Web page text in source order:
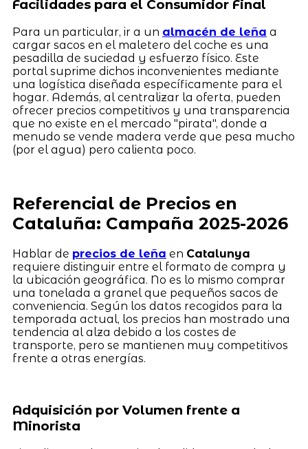
Facilidades para el Consumidor Final
Para un particular, ir a un almacén de leña a
cargar sacos en el maletero del coche es una
pesadilla de suciedad y esfuerzo físico. Este
portal suprime dichos inconvenientes mediante
una logística diseñada específicamente para el
hogar. Además, al centralizar la oferta, pueden
ofrecer precios competitivos y una transparencia
que no existe en el mercado "pirata", donde a
menudo se vende madera verde que pesa mucho
(por el agua) pero calienta poco.
Referencial de Precios en
Cataluña: Campaña 2025-2026
Hablar de precios de leña en Catalunya
requiere distinguir entre el formato de compra y
la ubicación geográfica. No es lo mismo comprar
una tonelada a granel que pequeños sacos de
conveniencia. Según los datos recogidos para la
temporada actual, los precios han mostrado una
tendencia al alza debido a los costes de
transporte, pero se mantienen muy competitivos
frente a otras energías.
Adquisición por Volumen frente a
Minorista